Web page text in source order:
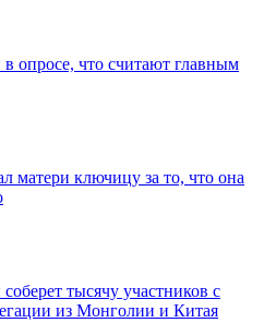
опросе, что считают главным
матери ключицу за то, что она
тысячу участников с
из Монголии и Китая